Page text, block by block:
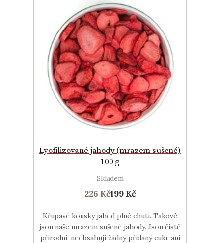
Lyofilizované jahody (mrazem sušené)
100 g
Skladem
226 Kč199 Kč
Křupavé kousky jahod plné chuti. Takové
jsou naše mrazem sušené jahody. Jsou čistě
přírodní, neobsahují žádný přidaný cukr ani